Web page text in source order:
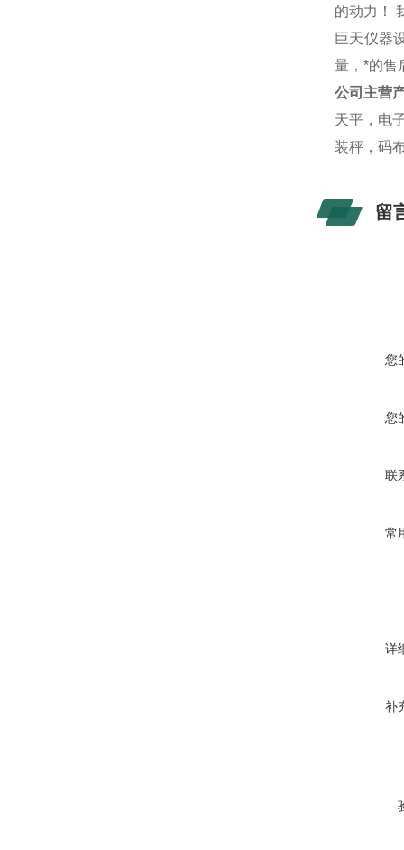
的动力！
巨天仪器
量，*的售
公司主营
天平，电
装秤，码
留
您
您
联
常
详
补